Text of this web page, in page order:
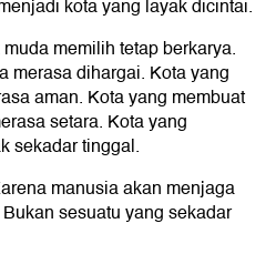
kota yang layak dicintai.
memilih tetap berkarya.
merasa dihargai. Kota yang
aman. Kota yang membuat
setara. Kota yang
sekadar tinggal.
manusia akan menjaga
sesuatu yang sekadar